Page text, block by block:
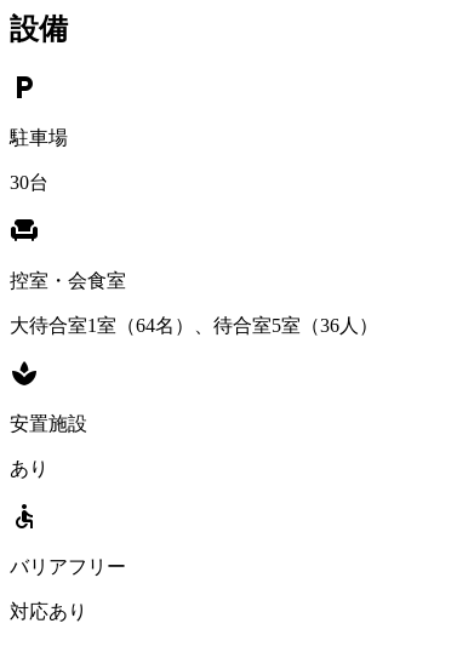
設備
local_parking
駐車場
30台
chair
控室・会食室
大待合室1室（64名）、待合室5室（36人）
spa
安置施設
あり
accessible
バリアフリー
対応あり